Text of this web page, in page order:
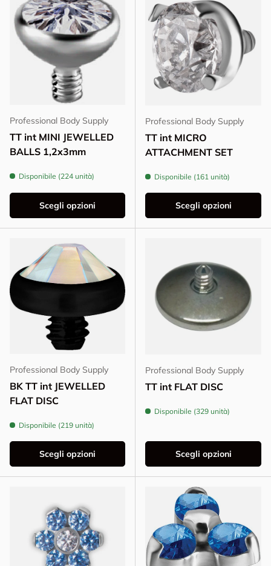
Professional Body Supply
TT int MINI JEWELLED
BALLS 1,2x3mm
Disponibile (224 unità)
Scegli opzioni
Professional Body Supply
TT int MICRO
ATTACHMENT SET
Disponibile (161 unità)
Scegli opzioni
Professional Body Supply
BK TT int JEWELLED
FLAT DISC
Disponibile (219 unità)
Scegli opzioni
Professional Body Supply
TT int FLAT DISC
Disponibile (329 unità)
Scegli opzioni